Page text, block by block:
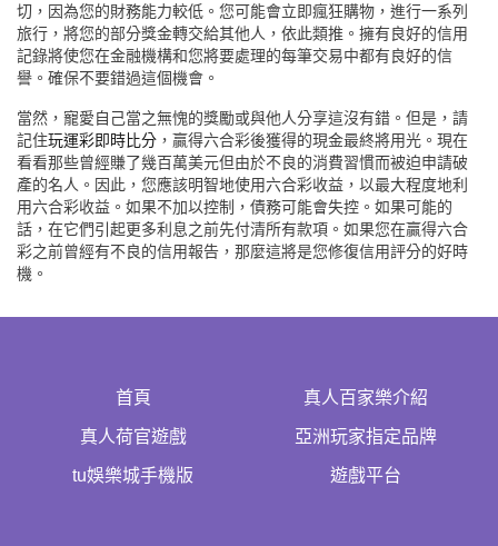
切，因為您的財務能力較低。您可能會立即瘋狂購物，進行一系列
旅行，將您的部分獎金轉交給其他人，依此類推。擁有良好的信用
記錄將使您在金融機構和您將要處理的每筆交易中都有良好的信
譽。確保不要錯過這個機會。
當然，寵愛自己當之無愧的獎勵或與他人分享這沒有錯。但是，請
記住玩運彩即時比分 ，贏得六合彩後獲得的現金最終將用光。現在
看看那些曾經賺了幾百萬美元但由於不良的消費習慣而被迫申請破
產的名人。因此，您應該明智地使用六合彩收益，以最大程度地利
用六合彩收益。如果不加以控制，債務可能會失控。如果可能的
話，在它們引起更多利息之前先付清所有款項。如果您在贏得六合
彩之前曾經有不良的信用報告，那麼這將是您修復信用評分的好時
機。
首頁 真人百家樂介紹
真人荷官遊戲 亞洲玩家指定品牌
tu娛樂城手機版 遊戲平台